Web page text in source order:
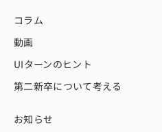
コラム
動画
UIターンのヒント
第二新卒について考える
お知らせ